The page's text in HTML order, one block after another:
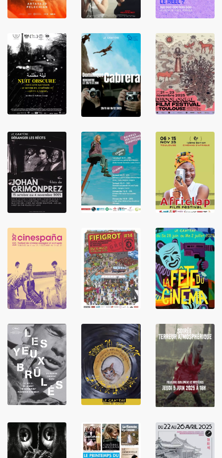
LIRE LIRE LIRE
LIRE
LIRE
LIRE
LIRE
LIRE
LIRE
LIRE LIRE
LIRE